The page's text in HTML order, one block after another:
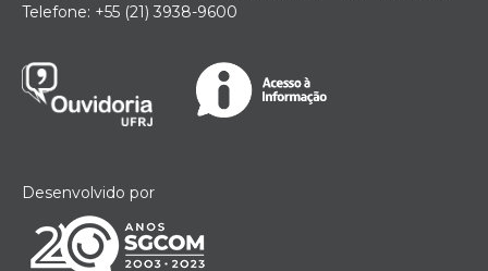
Telefone: +55 (21) 3938-9600
Desenvolvido por